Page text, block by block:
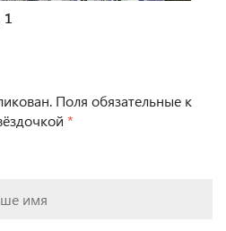
Поля обязательные к
*